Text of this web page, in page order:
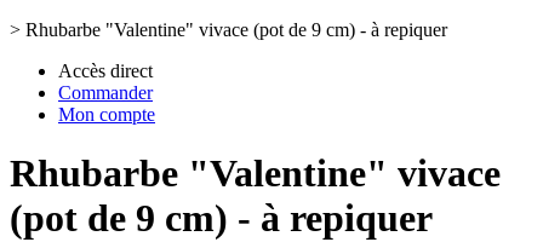
> Rhubarbe "Valentine" vivace (pot de 9 cm) - à repiquer
Accès direct
Commander
Mon compte
Rhubarbe "Valentine" vivace
(pot de 9 cm) - à repiquer